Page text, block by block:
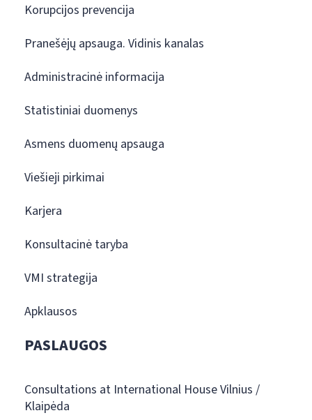
Korupcijos prevencija
Pranešėjų apsauga. Vidinis kanalas
Administracinė informacija
Statistiniai duomenys
Asmens duomenų apsauga
Viešieji pirkimai
Karjera
Konsultacinė taryba
VMI strategija
Apklausos
PASLAUGOS
Consultations at International House Vilnius /
Klaipėda